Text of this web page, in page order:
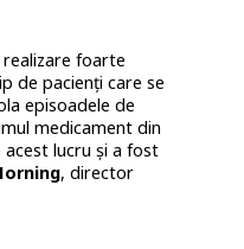
foarte
de pacienți care se
episoadele de
medicament din
lucru și a fost
, director